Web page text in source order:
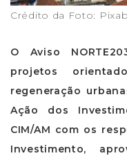
Crédito da Foto:
O Aviso
projetos
regeneração
Ação dos
CIM/AM com os
Investimento,